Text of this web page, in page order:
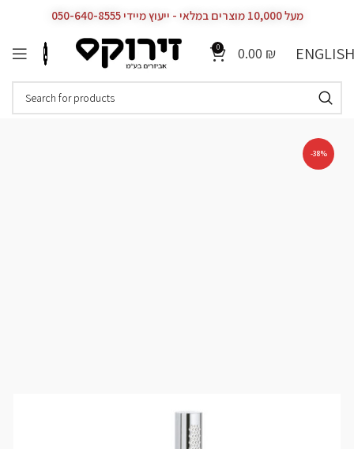
מעל 10,000 מוצרים במלאי - ייעוץ מיידי 050-640-8555
0 0.00 ₪ ENGLISH
-38%